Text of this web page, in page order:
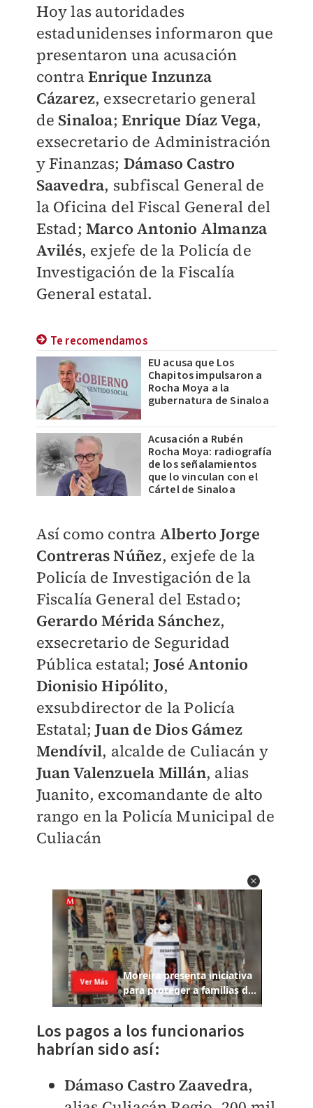
Hoy las autoridades
estadunidenses informaron que
presentaron una acusación
contraEnrique Inzunza
Cázarez, exsecretario general
de Sinaloa; Enrique Díaz Vega,
exsecretario de Administración
y Finanzas; Dámaso Castro
Saavedra, subfiscal General de
la Oficina del Fiscal General del
Estad; Marco Antonio Almanza
Avilés, exjefe de la Policía de
Investigación de la Fiscalía
General estatal.
Te recomendamos
EU acusa que Los
Chapitos impulsaron a
Rocha Moya a la
gubernatura de Sinaloa
Acusación a Rubén
Rocha Moya: radiografía
de los señalamientos
que lo vinculan con el
Cártel de Sinaloa
Así como contra Alberto Jorge
Contreras Núñez, exjefe de la
Policía de Investigación de la
Fiscalía General del Estado;
Gerardo Mérida Sánchez,
exsecretario de Seguridad
Pública estatal; José Antonio
Dionisio Hipólito,
exsubdirector de la Policía
Estatal;Juan de Dios Gámez
Mendívil, alcalde de Culiacán y
Juan Valenzuela Millán, alias
Juanito, excomandante de alto
rango en la Policía Municipal de
Culiacán
Los pagos a los funcionarios
habrían sido así:
Dámaso Castro Zaavedra,